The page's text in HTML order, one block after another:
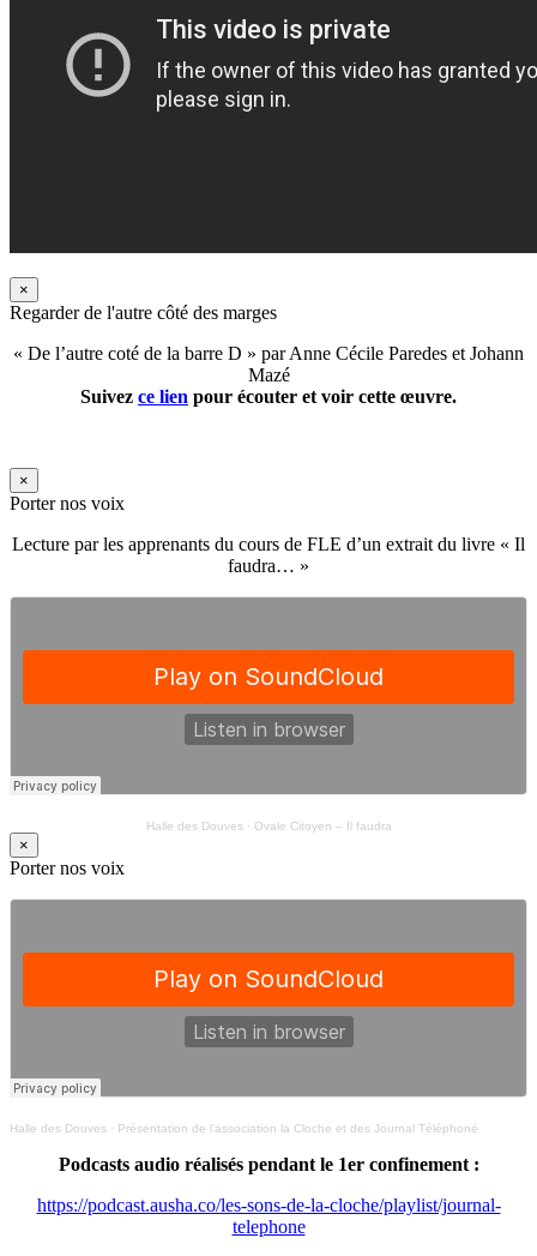
×
Regarder de l'autre côté des marges
« De l’autre coté de la barre D » par Anne Cécile Paredes et Johann
Mazé
Suivez ce lien pour écouter et voir cette œuvre.
×
Porter nos voix
Lecture par les apprenants du cours de FLE d’un extrait du livre « Il
faudra… »
Halle des Douves· Ovale Citoyen – Il faudra
×
Porter nos voix
Halle des Douves · Présentation de l’association la Cloche et des Journal Téléphoné
Podcasts audio réalisés pendant le 1er confinement :
https://podcast.ausha.co/les-sons-de-la-cloche/playlist/journal-
telephone